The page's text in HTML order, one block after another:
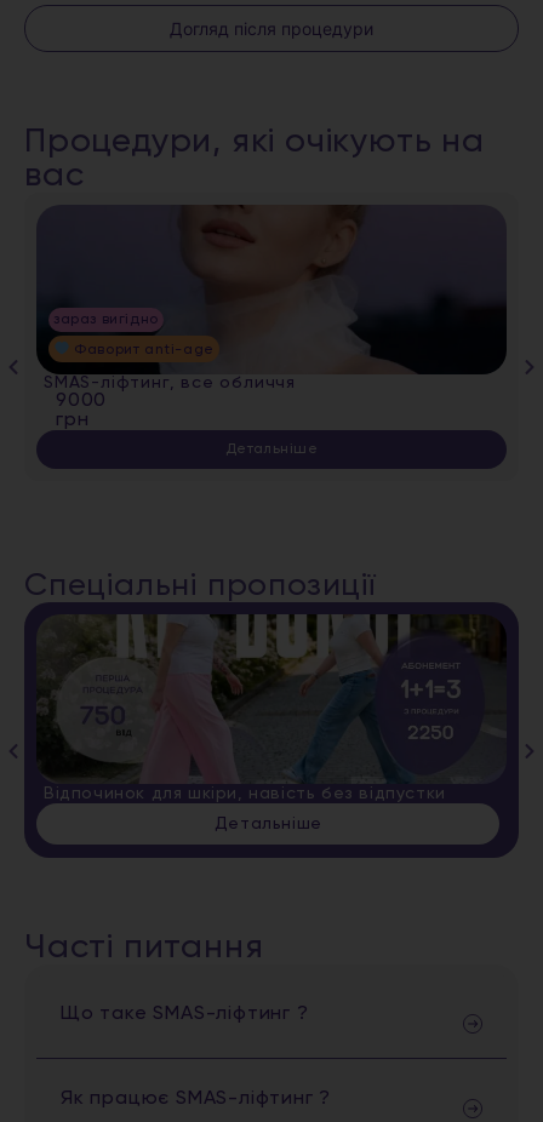
Догляд після процедури
Процедури, які очікують на
вас
зараз вигідно
Фаворит anti-age
SMAS-ліфтинг, все обличчя
9000
грн
Детальніше
Спеціальні пропозиції
Відпочинок для шкіри, навість без відпустки
Детальніше
Часті питання
Що таке SMAS-ліфтинг ?
Як працює SMAS-ліфтинг ?